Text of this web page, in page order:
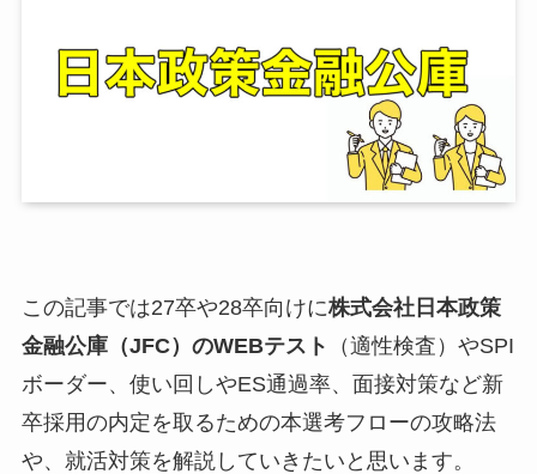
この記事では27卒や28卒向けに株式会社日本政策
金融公庫（JFC）のWEBテスト
（適性検査）やSPI
ボーダー、使い回しやES通過率、面接対策など新
卒採用の内定を取るための本選考フローの攻略法
や、就活対策を解説していきたいと思います。